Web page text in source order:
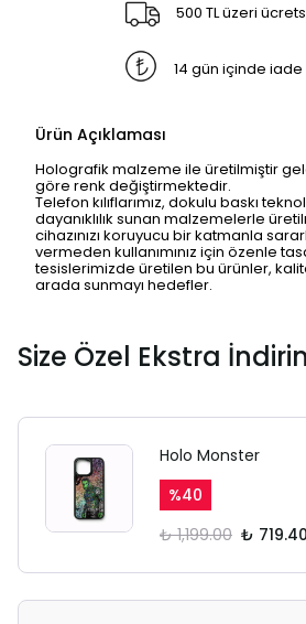
500 TL üzeri
14 gün içinde
Ürün Açıklaması
Holografik malzeme ile üretilmiştir
göre renk değiştirmektedir.
Telefon kılıflarımız, dokulu baskı
dayanıklılık sunan malzemelerle
cihazınızı koruyucu bir katmanla
vermeden kullanımınız için özenle
tesislerimizde üretilen bu ürünler, kalite
arada sunmayı hedefler.
Size Özel Ekstra
Holo Monster
%40
₺ 1,199.00 ₺ 719.40
SAFARİ GİZLİ
Ödeme ekranı
Lütfen normal
sekmesinden